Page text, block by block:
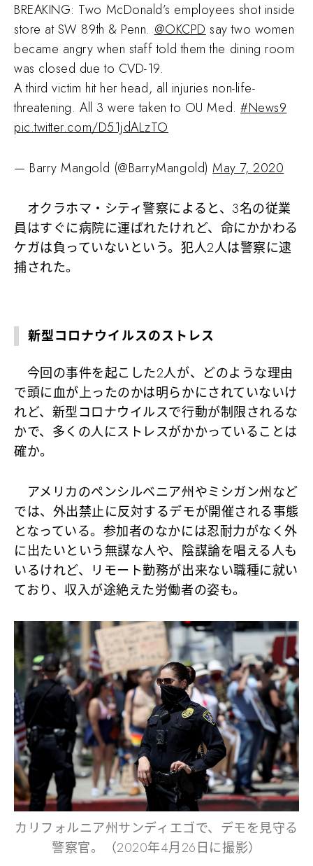
BREAKING: Two McDonald’s employees shot inside
store at SW 89th & Penn.@OKCPDsay two women
became angry when staff told them the dining room
was closed due to CVD-19.
A third victim hit her head, all injuries non-life-
threatening. All 3 were taken to OU Med.#News9
pic.twitter.com/D51jdALzTO
— Barry Mangold (@BarryMangold)May 7, 2020
オクラホマ・シティ警察によると、3名の従業
員はすぐに病院に運ばれたけれど、命にかかわる
ケガは負っていないという。犯人2人は警察に逮
捕された。
新型コロナウイルスのストレス
今回の事件を起こした2人が、どのような理由
で頭に血が上ったのかは明らかにされていないけ
れど、新型コロナウイルスで行動が制限されるな
かで、多くの人にストレスがかかっていることは
確か。
アメリカのペンシルベニア州やミシガン州など
では、外出禁止に反対するデモが開催される事態
となっている。参加者のなかには忍耐力がなく外
に出たいという無謀な人や、陰謀論を唱える人も
いるけれど、リモート勤務が出来ない職種に就い
ており、収入が途絶えた労働者の姿も。
カリフォルニア州サンディエゴで、デモを見守る
警察官。（2020年4月26日に撮影）